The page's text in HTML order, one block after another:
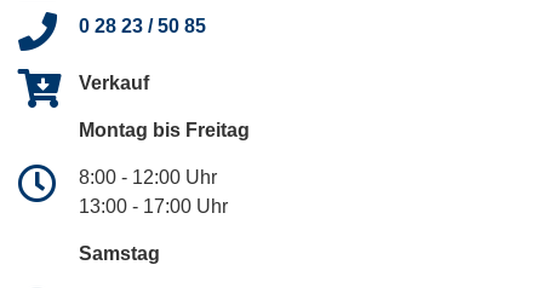
0 28 23 / 50 85
Verkauf
Montag bis Freitag
8:00 - 12:00 Uhr
13:00 - 17:00 Uhr
Samstag